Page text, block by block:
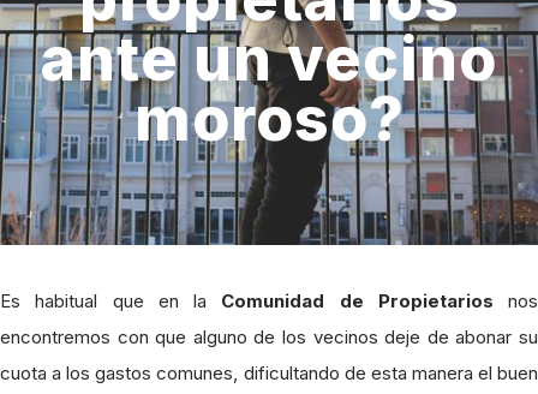
ante un vecino
moroso?
Es habitual que en la Comunidad de Propietarios nos
encontremos con que alguno de los vecinos deje de abonar su
cuota a los gastos comunes, dificultando de esta manera el buen